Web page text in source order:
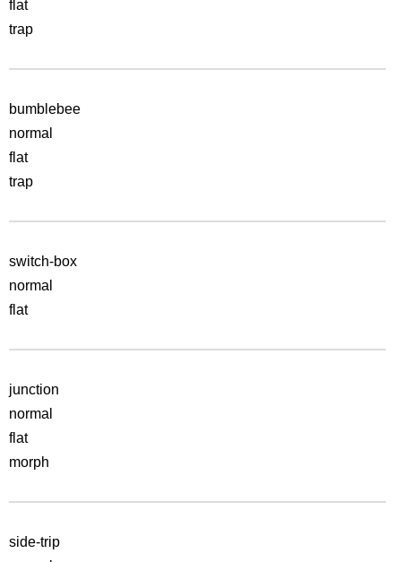
flat
trap
bumblebee
normal
flat
trap
switch-box
normal
flat
junction
normal
flat
morph
side-trip